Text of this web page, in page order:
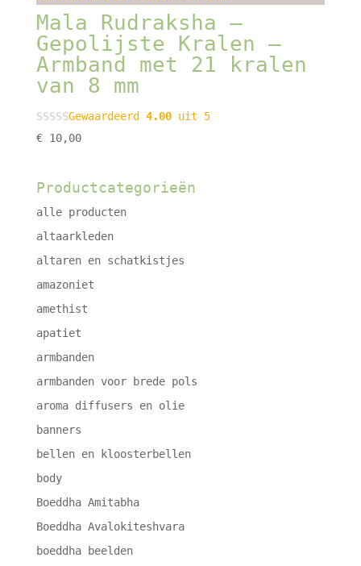
Mala Rudraksha –
Gepolijste Kralen –
Armband met 21 kralen
van 8 mm
Gewaardeerd 4.00uit 5
€10,00
Productcategorieën
alle producten
altaarkleden
altaren en schatkistjes
amazoniet
amethist
apatiet
armbanden
armbanden voor brede pols
aroma diffusers en olie
banners
bellen en kloosterbellen
body
Boeddha Amitabha
Boeddha Avalokiteshvara
boeddha beelden